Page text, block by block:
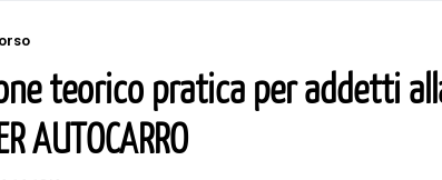
teorico pratica per addetti
AUTOCARRO